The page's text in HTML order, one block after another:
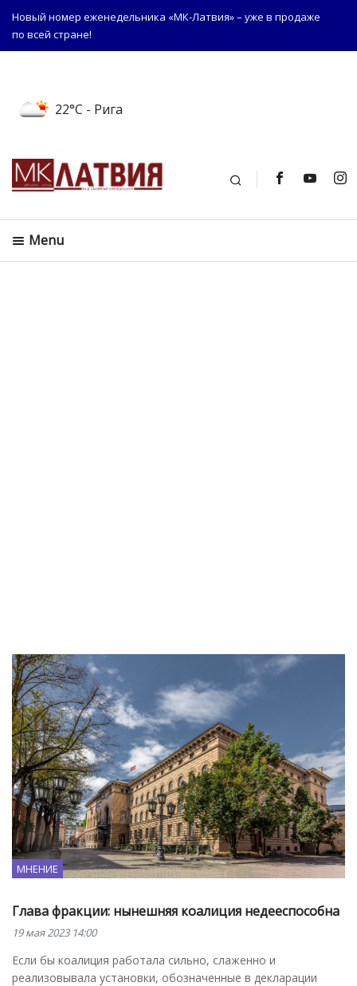
Новый номер еженедельника «МК-Латвия» – уже в продаже
по всей стране!
22°C - Рига
Поиск
Menu
МНЕНИЕ
Глава фракции: нынешняя коалиция недееспособна
19 мая 2023 14:00
Если бы коалиция работала сильно, слаженно и
реализовывала установки, обозначенные в декларации